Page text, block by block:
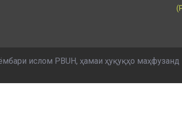
ислом PBUH, ҳамаи ҳуқуқҳо маҳфузанд